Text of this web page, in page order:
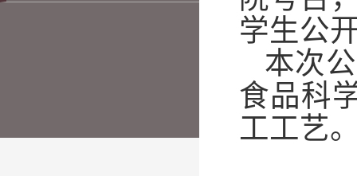
学生公
本次
食品科
工工艺